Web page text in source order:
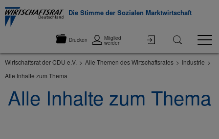
Die Stimme der Sozialen Marktwirtschaft
Drucken Mitglied
werden
Wirtschaftsrat der CDU e.V. Alle Themen des Wirtschaftsrates
Industrie
Alle Inhalte zum Thema
Alle Inhalte zum Thema